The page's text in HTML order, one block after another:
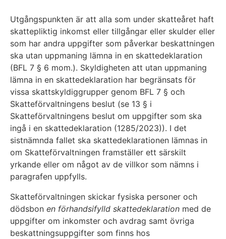
Utgångspunkten är att alla som under skatteåret haft
skattepliktig inkomst eller tillgångar eller skulder eller
som har andra uppgifter som påverkar beskattningen
ska utan uppmaning lämna in en skattedeklaration
(BFL 7 § 6 mom.). Skyldigheten att utan uppmaning
lämna in en skattedeklaration har begränsats för
vissa skattskyldiggrupper genom BFL 7 § och
Skatteförvaltningens beslut (se 13 § i
Skatteförvaltningens beslut om uppgifter som ska
ingå i en skattedeklaration (1285/2023)). I det
sistnämnda fallet ska skattedeklarationen lämnas in
om Skatteförvaltningen framställer ett särskilt
yrkande eller om något av de villkor som nämns i
paragrafen uppfylls.
Skatteförvaltningen skickar fysiska personer och
dödsbon en förhandsifylld skattedeklaration med de
uppgifter om inkomster och avdrag samt övriga
beskattningsuppgifter som finns hos